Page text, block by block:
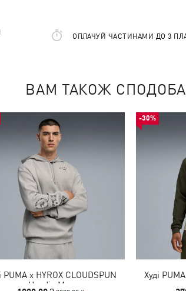
ОПЛАЧУЙ ЧАСТИНАМИ ДО 3
ВАМ ТАКОЖ
PUMA x HYROX CLOUDSPUN
Hoodie Men
-30%
Худі